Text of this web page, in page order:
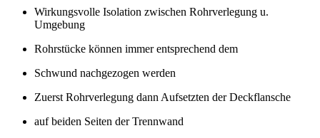
Wirkungsvolle Isolation zwischen Rohrverlegung u.
Umgebung
Rohrstücke können immer entsprechend dem
Schwund nachgezogen werden
Zuerst Rohrverlegung dann Aufsetzten der Deckflansche
auf beiden Seiten der Trennwand